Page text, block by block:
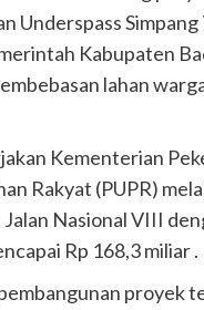
Underspass
Kabupaten
lahan
Kementerian
Rakyat (PUPR)
Jalan Nasional VIII
Rp 168,3 miliar .
proyek